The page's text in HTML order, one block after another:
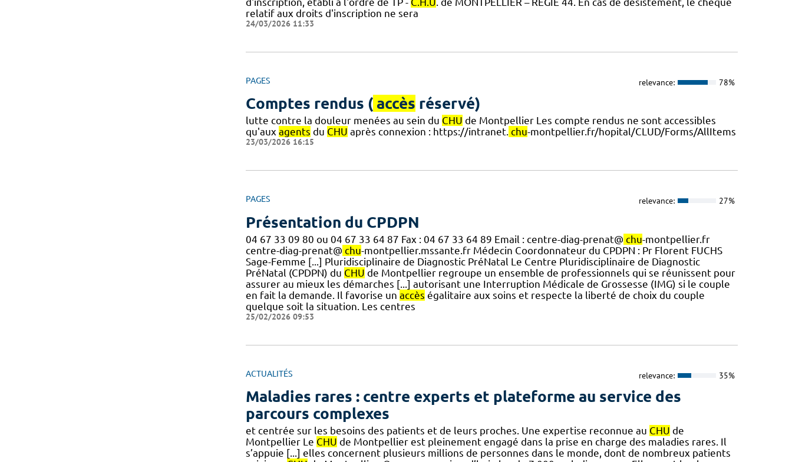
relatif aux droits d'inscription ne sera
24/03/2026 11:33
PAGES relevance: 78%
Comptes rendus ( accès réservé)
lutte contre la douleur menées au sein du CHU de Montpellier Les compte rendus ne sont accessibles
qu'aux agents du CHU après connexion : https://intranet. chu-montpellier.fr/hopital/CLUD/Forms/AllItems
23/03/2026 16:15
PAGES relevance: 27%
Présentation du CPDPN
04 67 33 09 80 ou 04 67 33 64 87 Fax : 04 67 33 64 89 Email : centre-diag-prenat@ chu-montpellier.fr
centre-diag-prenat@ chu-montpellier.mssante.fr Médecin Coordonnateur du CPDPN : Pr Florent FUCHS
Sage-Femme [...] Pluridisciplinaire de Diagnostic PréNatal Le Centre Pluridisciplinaire de Diagnostic
PréNatal (CPDPN) du CHU de Montpellier regroupe un ensemble de professionnels qui se réunissent pour
assurer au mieux les démarches [...] autorisant une Interruption Médicale de Grossesse (IMG) si le couple
en fait la demande. Il favorise un accès égalitaire aux soins et respecte la liberté de choix du couple
quelque soit la situation. Les centres
25/02/2026 09:53
ACTUALITÉS relevance: 35%
Maladies rares : centre experts et plateforme au service des
parcours complexes
et centrée sur les besoins des patients et de leurs proches. Une expertise reconnue au CHU de
Montpellier Le CHU de Montpellier est pleinement engagé dans la prise en charge des maladies rares. Il
s’appuie [...] elles concernent plusieurs millions de personnes dans le monde, dont de nombreux patients